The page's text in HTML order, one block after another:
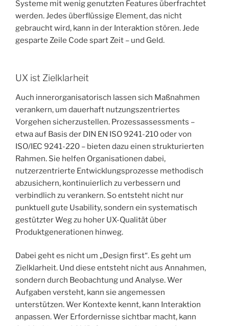
Systeme mit wenig genutzten Features überfrachtet
werden. Jedes überflüssige Element, das nicht
gebraucht wird, kann in der Interaktion stören. Jede
gesparte Zeile Code spart Zeit – und Geld.
UX ist Zielklarheit
Auch innerorganisatorisch lassen sich Maßnahmen
verankern, um dauerhaft nutzungszentriertes
Vorgehen sicherzustellen. Prozessassessments –
etwa auf Basis der DIN EN ISO 9241-210 oder von
ISO/IEC 9241-220 – bieten dazu einen strukturierten
Rahmen. Sie helfen Organisationen dabei,
nutzerzentrierte Entwicklungsprozesse methodisch
abzusichern, kontinuierlich zu verbessern und
verbindlich zu verankern. So entsteht nicht nur
punktuell gute Usability, sondern ein systematisch
gestützter Weg zu hoher UX-Qualität über
Produktgenerationen hinweg.
Dabei geht es nicht um „Design first“. Es geht um
Zielklarheit. Und diese entsteht nicht aus Annahmen,
sondern durch Beobachtung und Analyse. Wer
Aufgaben versteht, kann sie angemessen
unterstützen. Wer Kontexte kennt, kann Interaktion
anpassen. Wer Erfordernisse sichtbar macht, kann